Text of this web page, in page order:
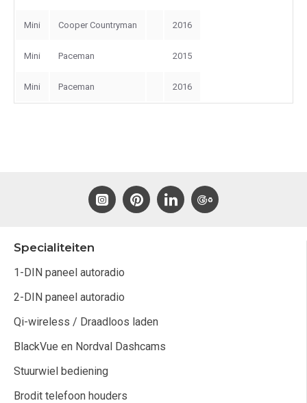
Mini Cooper Countryman 2016
Mini Paceman 2015
Mini Paceman 2016
Specialiteiten
1-DIN paneel autoradio
2-DIN paneel autoradio
Qi-wireless / Draadloos laden
BlackVue en Nordval Dashcams
Stuurwiel bediening
Brodit telefoon houders